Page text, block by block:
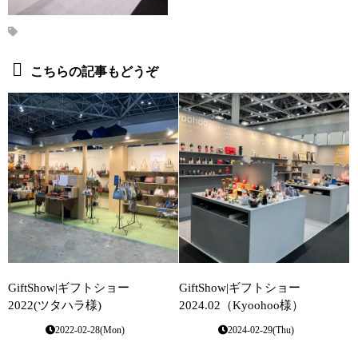
こちらの記事もどうぞ
GiftShow|ギフトショー
2022(ツタハラ様)
2022-02-28(Mon)
GiftShow|ギフトショー
2024.02（Kyoohoo様）
2024-02-29(Thu)